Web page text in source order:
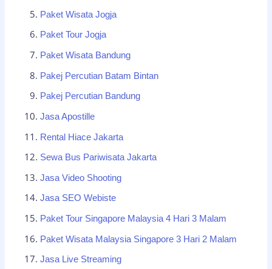
Paket Wisata Jogja
Paket Tour Jogja
Paket Wisata Bandung
Pakej Percutian Batam Bintan
Pakej Percutian Bandung
Jasa Apostille
Rental Hiace Jakarta
Sewa Bus Pariwisata Jakarta
Jasa Video Shooting
Jasa SEO Webiste
Paket Tour Singapore Malaysia 4 Hari 3 Malam
Paket Wisata Malaysia Singapore 3 Hari 2 Malam
Jasa Live Streaming